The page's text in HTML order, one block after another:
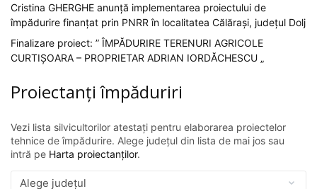
Cristina GHERGHE anunță implementarea proiectului de
împădurire finanțat prin PNRR în localitatea Călărași, județul Dolj
Finalizare proiect: ” ÎMPĂDURIRE TERENURI AGRICOLE
CURTIȘOARA – PROPRIETAR ADRIAN IORDĂCHESCU „
Proiectanți împăduriri
Vezi lista silvicultorilor atestați pentru elaborarea proiectelor
tehnice de împădurire. Alege județul din lista de mai jos sau
intră pe Harta proiectanților.